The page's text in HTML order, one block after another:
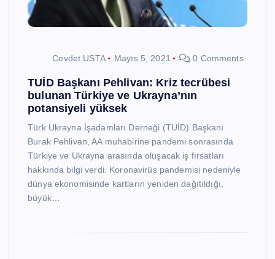
Cevdet USTA Mayıs 5, 2021 0 Comments
TUİD Başkanı Pehlivan: Kriz tecrübesi
bulunan Türkiye ve Ukrayna’nın
potansiyeli yüksek
Türk Ukrayna İşadamları Derneği (TUİD) Başkanı
Burak Pehlivan, AA muhabirine pandemi sonrasında
Türkiye ve Ukrayna arasında oluşacak iş fırsatları
hakkında bilgi verdi. Koronavirüs pandemisi nedeniyle
dünya ekonomisinde kartların yeniden dağıtıldığı,
büyük…